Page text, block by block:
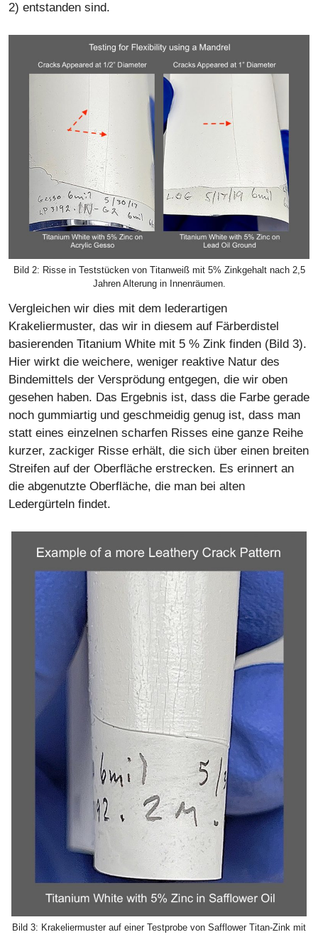
2) entstanden sind.
Bild 2: Risse in Teststücken von Titanweiß mit 5% Zinkgehalt nach 2,5
Jahren Alterung in Innenräumen.
Vergleichen wir dies mit dem lederartigen
Krakeliermuster, das wir in diesem auf Färberdistel
basierenden Titanium White mit 5 % Zink finden (Bild 3).
Hier wirkt die weichere, weniger reaktive Natur des
Bindemittels der Versprödung entgegen, die wir oben
gesehen haben. Das Ergebnis ist, dass die Farbe gerade
noch gummiartig und geschmeidig genug ist, dass man
statt eines einzelnen scharfen Risses eine ganze Reihe
kurzer, zackiger Risse erhält, die sich über einen breiten
Streifen auf der Oberfläche erstrecken. Es erinnert an
die abgenutzte Oberfläche, die man bei alten
Ledergürteln findet.
Bild 3: Krakeliermuster auf einer Testprobe von Safflower Titan-Zink mit